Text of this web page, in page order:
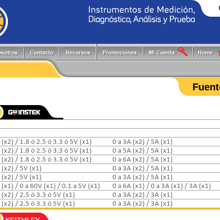
Generadores de Funciones
Medidores
Multímetros
Osciloscopios
Pinzas de Medición
Probadores
Switching systems
Termómetros
Global Specialties
GW Instek
Hioki
(x2) / 1.8 ó 2.5 ó 3.3 ó 5V (x1)
0 a 3A (x2) / 5A (x1)
(x2) / 1.8 ó 2.5 ó 3.3 ó 5V (x1)
0 a 5A (x2) / 5A (x1)
(x2) / 1.8 ó 2.5 ó 3.3 ó 5V (x1)
0 a 6A (x2) / 5A (x1)
(x2) / 5V (x1)
0 a 3A (x2) / 5A (x1)
(x2) / 5V (x1)
0 a 3A (x2) / 5A (x1)
(x1) / 0 a 60V (x1) / 0.1 a 5V (x1)
0 a 6A (x1) / 0 a 3A (x1) / 3A (x1)
(x2) / 2.5 ó 3.3 ó 5V (x1)
0 a 3A (x2) / 3A (x1)
(x2) / 2.5 ó 3.3 ó 5V (x1)
0 a 3A (x2) / 3A (x1)